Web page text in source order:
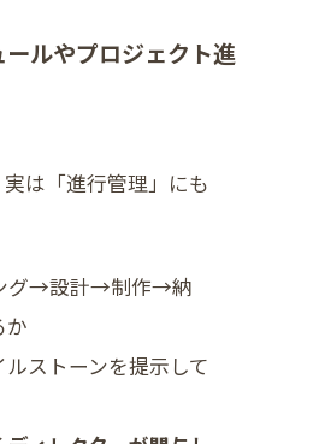
ルやプロジェクト進
は「進行管理」にも
グ→設計→制作→納
か
ストーンを提示して